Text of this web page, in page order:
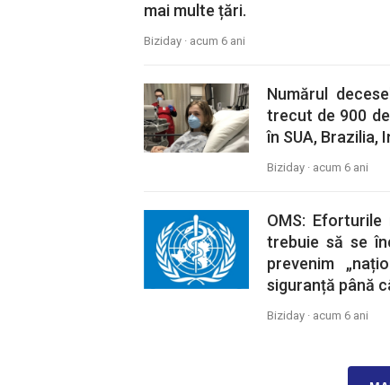
mai multe țări.
Biziday · acum 6 ani
Numărul
trecut de 900
în SUA, Brazilia,
Biziday · acum 6 ani
OMS:
trebuie să se
prevenim
siguranță până
Biziday · acum 6 ani